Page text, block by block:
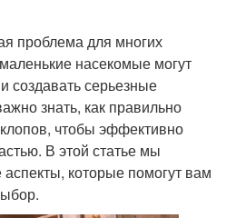
проблема для многих
насекомые могут
создавать серьезные
знать, как правильно
чтобы эффективно
В этой статье мы
которые помогут вам